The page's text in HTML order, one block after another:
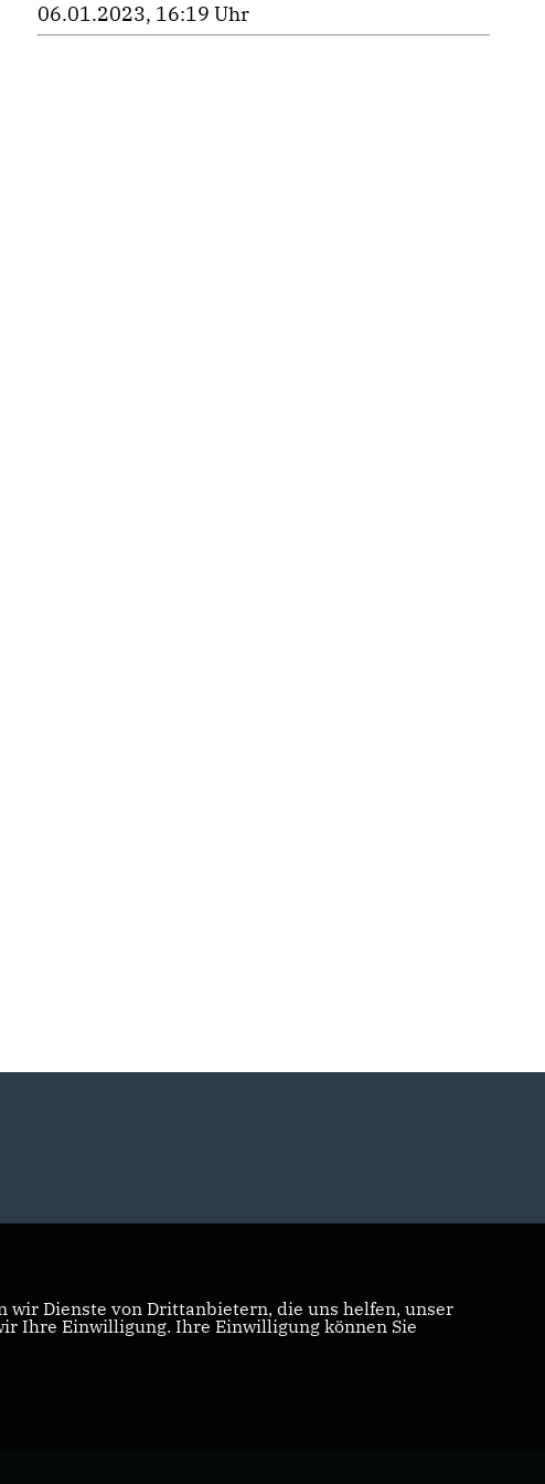
06.01.2023, 16:19 Uhr
wir Dienste von Drittanbietern, die uns helfen, unser
Ihre Einwilligung. Ihre Einwilligung können Sie